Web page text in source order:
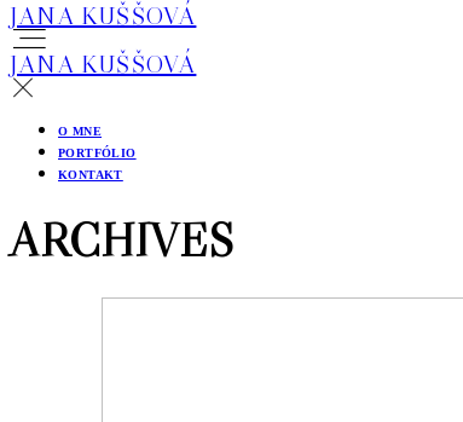
JANA KUŠŠOVÁ
JANA KUŠŠOVÁ
O MNE
PORTFÓLIO
KONTAKT
ARCHIVES